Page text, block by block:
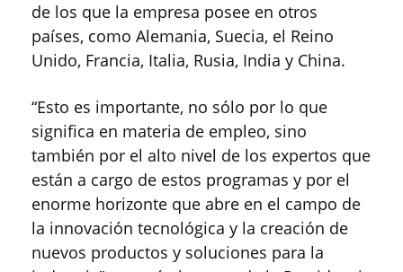
de los que la empresa posee en otros
países, como Alemania, Suecia, el Reino
Unido, Francia, Italia, Rusia, India y China.
“Esto es importante, no sólo por lo que
significa en materia de empleo, sino
también por el alto nivel de los expertos que
están a cargo de estos programas y por el
enorme horizonte que abre en el campo de
la innovación tecnológica y la creación de
nuevos productos y soluciones para la